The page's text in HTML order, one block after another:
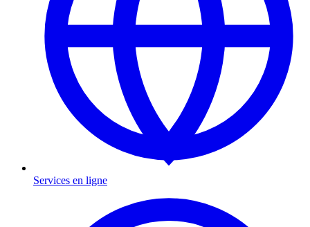
Services en ligne